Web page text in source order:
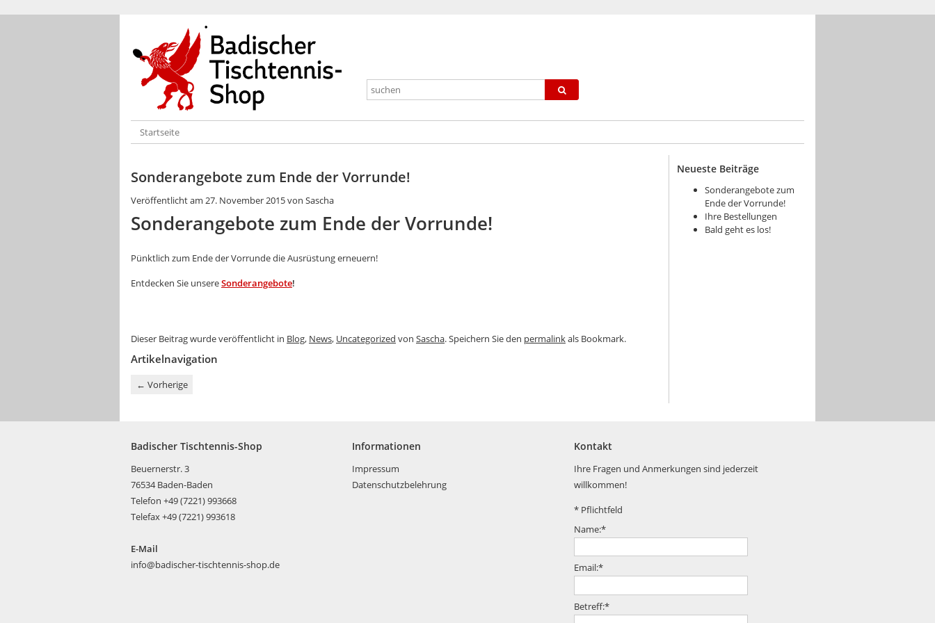
Startseite
Sonderangebote zum Ende der Vorrunde!
Veröffentlicht am 27. November 2015von Sascha
Sonderangebote zum Ende der Vorrunde!
Pünktlich zum Ende der Vorrunde die Ausrüstung erneuern!
Entdecken Sie unsereSonderangebote!
Dieser Beitrag wurde veröffentlicht in Blog, News, Uncategorized von Sascha. Speichern Sie den permalinkals Bookmark.
Artikelnavigation
← Vorherige
Neueste Beiträge
Sonderangebote zum
Ende der Vorrunde!
Ihre Bestellungen
Bald geht es los!
Badischer Tischtennis-Shop
Beuernerstr. 3
76534 Baden-Baden
Telefon +49 (7221) 993668
Telefax +49 (7221) 993618
E-Mail
info@badischer-tischtennis-shop.de
Informationen
Impressum
Datenschutzbelehrung
Kontakt
Ihre Fragen und Anmerkungen sind jederzeit
willkommen!
* Pflichtfeld
Name:*
Email:*
Betreff:*